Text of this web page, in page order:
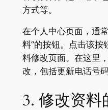
方式等。
在个人中心页面，通
料”的按钮。点击该按
料修改页面。在这里
改，包括更新电话号
3. 修改资